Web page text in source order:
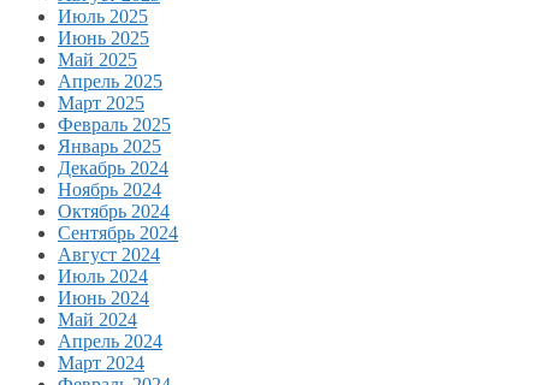
Июль 2025
Июнь 2025
Май 2025
Апрель 2025
Март 2025
Февраль 2025
Январь 2025
Декабрь 2024
Ноябрь 2024
Октябрь 2024
Сентябрь 2024
Август 2024
Июль 2024
Июнь 2024
Май 2024
Апрель 2024
Март 2024